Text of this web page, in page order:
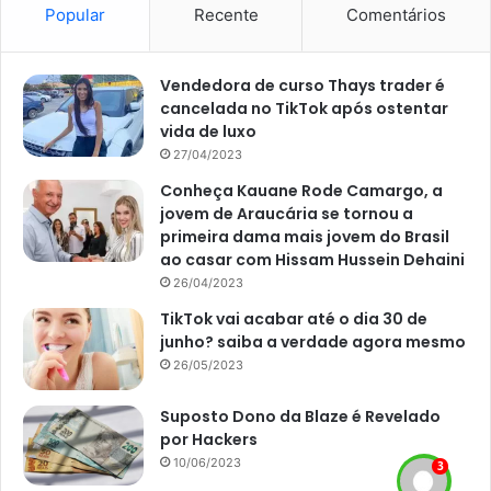
Orquídea pomba: veja qual a surpresa que essa flor guarda (Foto:
Reprodução Canva)
Rega e fertilização
A rega deve ser realizada assim que você observar que as
raízes e o solo estiverem secos. Cuidado para não pesar a
Popular Recente Comentários
Vendedora de curso Thays trader é
cancelada no TikTok após ostentar
vida de luxo
27/04/2023
Conheça Kauane Rode Camargo, a
jovem de Araucária se tornou a
primeira dama mais jovem do Brasil
ao casar com Hissam Hussein Dehaini
26/04/2023
TikTok vai acabar até o dia 30 de
junho? saiba a verdade agora mesmo
26/05/2023
Suposto Dono da Blaze é Revelado
por Hackers
10/06/2023